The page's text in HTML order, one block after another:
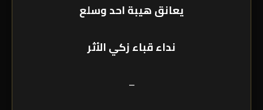
يعانق هيبة احد وسلع
نداء قباء زكي الأثر
–